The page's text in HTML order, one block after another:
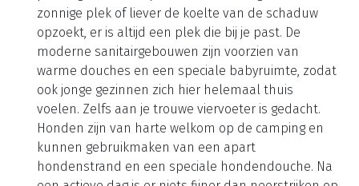
Speel een potje minigolf of beachvolleybal.
Kinderen vermaken zich prima in de leuke
speeltuin. En als je de omgeving wilt verkennen,
zijn er een aantal fietsroutes die direct vanaf de
camping starten. Tip: vergeet je waterschoenen niet
voor extra comfort bij het meer! Faciliteiten voor
een zorgeloze vakantie Camping Hafnersee heeft
wat je nodig hebt voor een comfortabel verblijf
midden in de natuur. De kampeerplekken liggen
dicht bij het meer, waardoor je altijd geniet van een